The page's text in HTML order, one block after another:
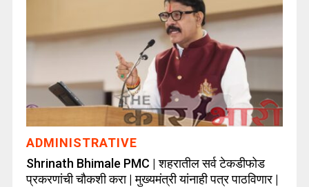
ADMINISTRATIVE
Shrinath Bhimale PMC | शहरातील सर्व टेकडीफोड
प्रकरणांची चौकशी करा | मुख्यमंत्री यांनाही पत्र पाठविणार |